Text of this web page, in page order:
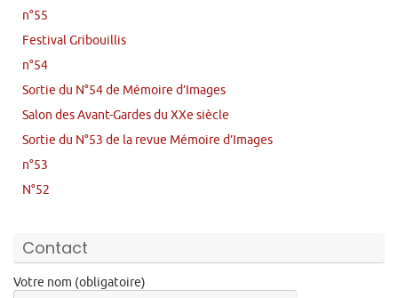
n°55
Festival Gribouillis
n°54
Sortie du N°54 de Mémoire d’Images
Salon des Avant-Gardes du XXe siècle
Sortie du N°53 de la revue Mémoire d’Images
n°53
N°52
Contact
Votre nom (obligatoire)